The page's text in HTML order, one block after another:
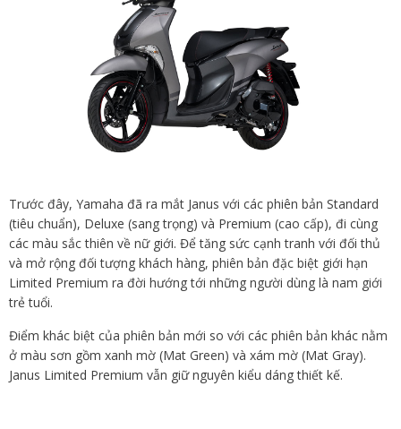
Trước đây, Yamaha đã ra mắt Janus với các phiên bản Standard
(tiêu chuẩn), Deluxe (sang trọng) và Premium (cao cấp), đi cùng
các màu sắc thiên về nữ giới. Để tăng sức cạnh tranh với đối thủ
và mở rộng đối tượng khách hàng, phiên bản đặc biệt giới hạn
Limited Premium ra đời hướng tới những người dùng là nam giới
trẻ tuổi.
Điểm khác biệt của phiên bản mới so với các phiên bản khác nằm
ở màu sơn gồm xanh mờ (Mat Green) và xám mờ (Mat Gray).
Janus Limited Premium vẫn giữ nguyên kiểu dáng thiết kế.